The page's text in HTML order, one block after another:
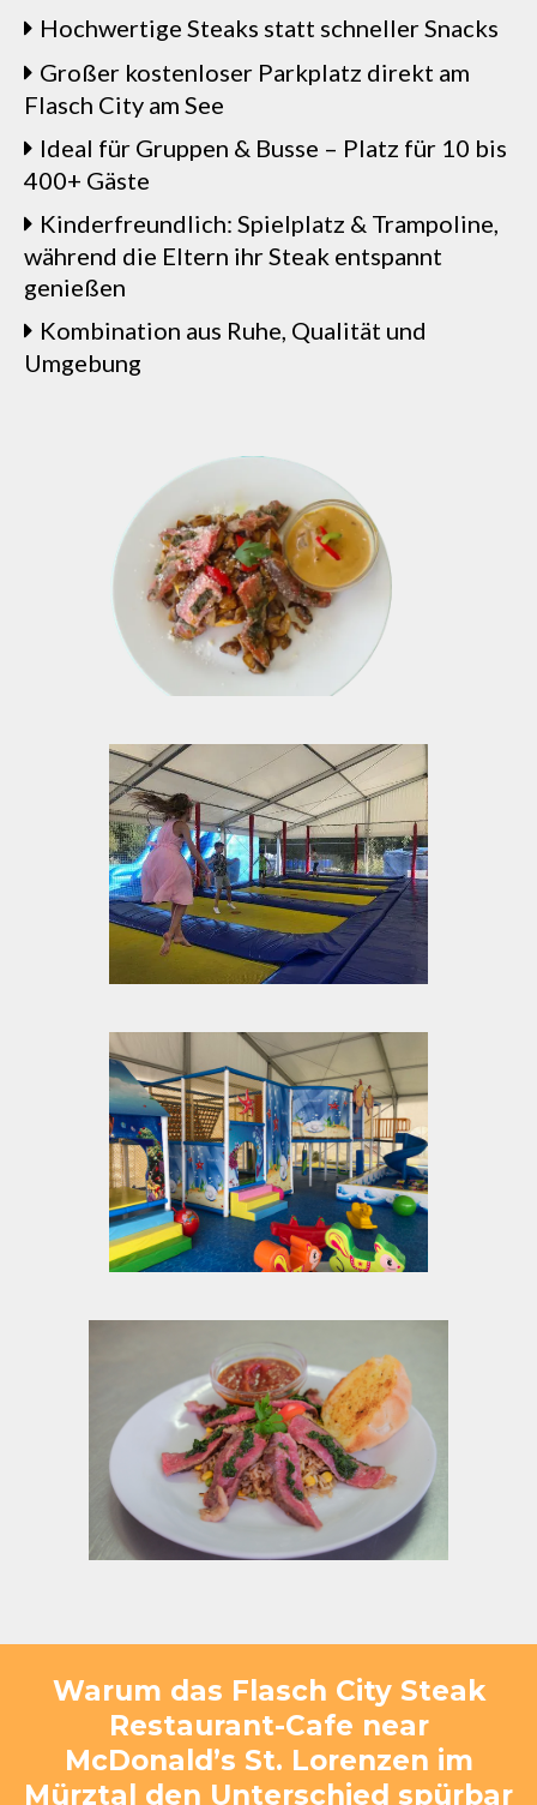
Hochwertige Steaks statt schneller Snacks
Großer kostenloser Parkplatz direkt am
Flasch City am See
Ideal für Gruppen & Busse – Platz für 10 bis
400+ Gäste
Kinderfreundlich: Spielplatz & Trampoline,
während die Eltern ihr Steak entspannt
genießen
Kombination aus Ruhe, Qualität und
Umgebung
Warum das Flasch City Steak
Restaurant-Cafe near
McDonald’s St. Lorenzen im
Mürztal den Unterschied spürbar